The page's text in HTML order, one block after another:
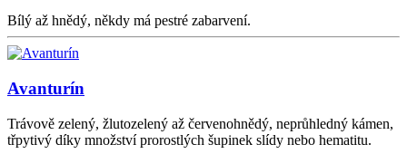
Bílý až hnědý, někdy má pestré zabarvení.
Avanturín
Trávově zelený, žlutozelený až červenohnědý, neprůhledný kámen,
třpytivý díky množství prorostlých šupinek slídy nebo hematitu.